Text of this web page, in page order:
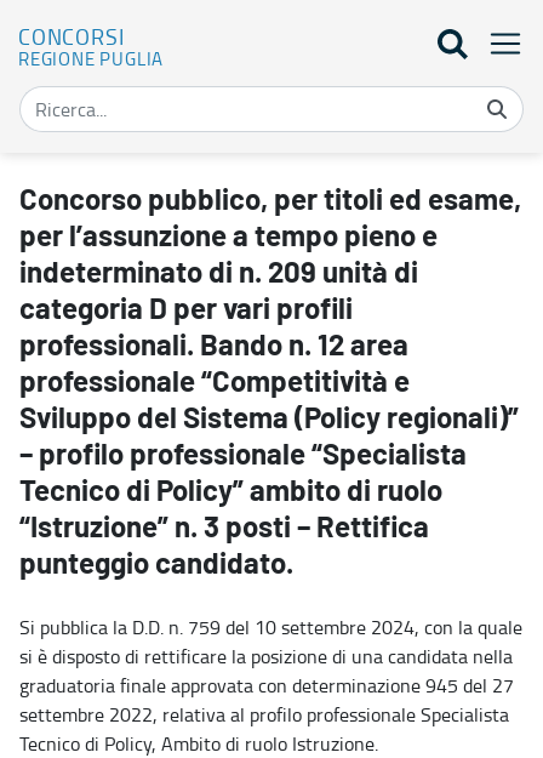
CONCORSI
REGIONE PUGLIA
Concorso pubblico, per titoli ed esame, per l’assunzione a
Concorso pubblico, per titoli ed esame,
per l’assunzione a tempo pieno e
indeterminato di n. 209 unità di
categoria D per vari profili
professionali. Bando n. 12 area
professionale “Competitività e
Sviluppo del Sistema (Policy regionali)”
– profilo professionale “Specialista
Tecnico di Policy” ambito di ruolo
“Istruzione” n. 3 posti – Rettifica
punteggio candidato.
Si pubblica la D.D. n. 759 del 10 settembre 2024, con la quale
si è disposto di rettificare la posizione di una candidata nella
graduatoria finale approvata con determinazione 945 del 27
settembre 2022, relativa al profilo professionale Specialista
Tecnico di Policy, Ambito di ruolo Istruzione.